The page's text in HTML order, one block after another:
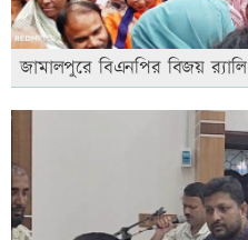
জামালপুরে বিএনপির বিজয় র‍্যালি